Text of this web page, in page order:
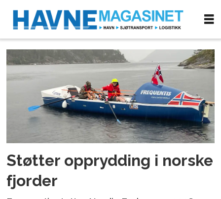
Tag:
søppel
Støtter opprydding i norske
fjorder